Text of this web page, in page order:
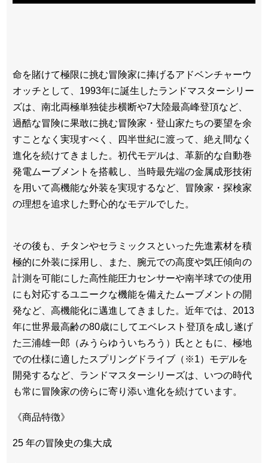
命を賭けて極限に挑む冒険家に捧げるアドベンチャーウ
オッチとして、1993年に誕生したランドマスターシリー
ズは、南北両極単独徒歩横断や7大陸最高峰登頂など、
過酷な冒険に果敢に挑む冒険家・登山家たちの要望を余
すことなく実現すべく、四半世紀に渡って、絶え間なく
進化を続けてきました。初代モデルは、革新的な自動巻
発電ムーブメントを搭載し、当時最先端の金属成形技術
を用いて高機能な外装を実現するなど、冒険家・探検家
の理想を追求した野心的なモデルでした。
その後も、チタンやセラミックスといった先進素材を積
極的に外装に採用し、また、腕元での高度や気圧傾向の
計測を可能にした高性能圧力センサーや南半球での使用
にも対応するユニークな機能を備えたムーブメントの開
発など、高機能化に邁進してきました。近年では、2013
年に世界最高齢の80歳にしてエベレスト登頂を成し遂げ
た三浦雄一郎（みうらゆういちろう）氏とともに、極地
での仕様に適したスプリングドライブ（※1）モデルを
開発するなど、ランドマスターシリーズは、いつの時代
も常に冒険家の傍らに寄り添い進化を続けています。
《商品特徴》
25 年の冒険史の集大成